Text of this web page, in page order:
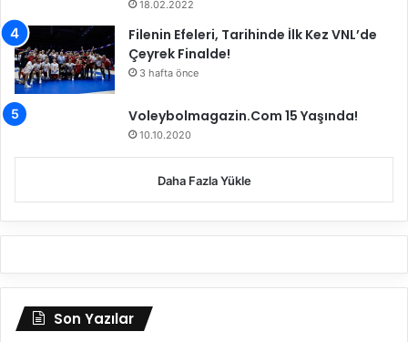
a
r
ı
!
18.02.2022
Filenin Efeleri, Tarihinde İlk Kez VNL’de
Çeyrek Finalde!
3 hafta önce
Voleybolmagazin.Com 15 Yaşında!
10.10.2020
Daha Fazla Yükle
Son Yazılar